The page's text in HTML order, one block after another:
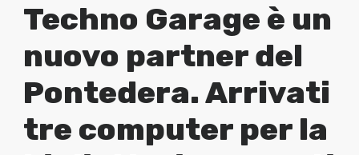
Techno Garage è un
nuovo partner del
Pontedera. Arrivati
tre computer per la